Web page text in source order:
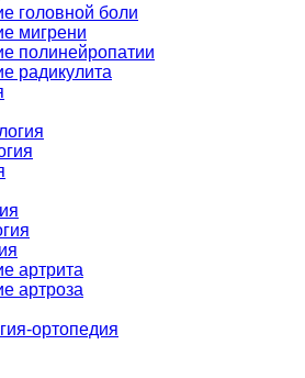
головной боли
мигрени
полинейропатии
радикулита
артрита
артроза
ортопедия